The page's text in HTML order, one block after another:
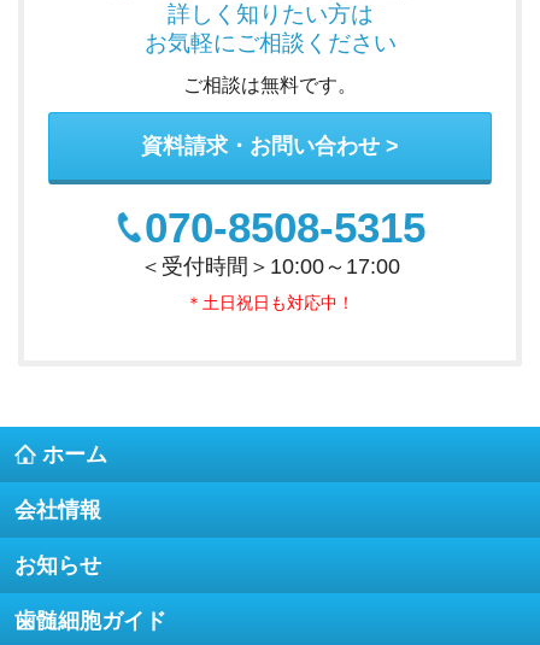
詳しく知りたい方は
お気軽にご相談ください
ご相談は無料です。
資料請求・お問い合わせ
070-8508-5315
＜受付時間＞10:00～17:00
＊土日祝日も対応中！
ホーム
会社情報
お知らせ
歯髄細胞ガイド